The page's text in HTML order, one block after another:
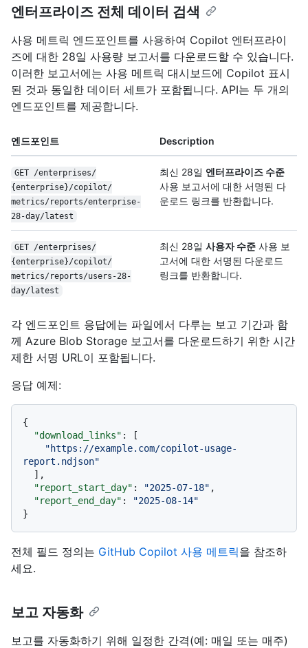
엔터프라이즈 전체 데이터 검색
사용 메트릭 엔드포인트를 사용하여 Copilot 엔터프라이
즈에 대한 28일 사용량 보고서를 다운로드할 수 있습니다.
이러한 보고서에는 사용 메트릭 대시보드에 Copilot 표시
된 것과 동일한 데이터 세트가 포함됩니다. API는 두 개의
엔드포인트를 제공합니다.
엔드포인트 Description
GET /enterprises/
{enterprise}/copilot/
metrics/reports/enterprise-
28-day/latest
최신 28일 엔터프라이즈 수준
사용 보고서에 대한 서명된 다
운로드 링크를 반환합니다.
GET /enterprises/
{enterprise}/copilot/
metrics/reports/users-28-
day/latest
최신 28일 사용자 수준 사용 보
고서에 대한 서명된 다운로드
링크를 반환합니다.
각 엔드포인트 응답에는 파일에서 다루는 보고 기간과 함
께 Azure Blob Storage 보고서를 다운로드하기 위한 시간
제한 서명 URL이 포함됩니다.
응답 예제:
{
"download_links" :
[
"https://example.com/copilot-usage-
report.ndjson"
] ,
"report_start_day" : "2025-07-18" ,
"report_end_day" :
"2025-08-14"
}
전체 필드 정의는 GitHub Copilot 사용 메트릭을 참조하
세요.
보고 자동화
보고를 자동화하기 위해 일정한 간격(예: 매일 또는 매주)